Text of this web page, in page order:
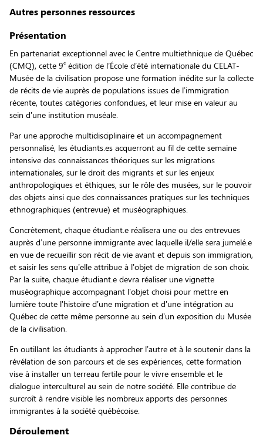
Autres personnes ressources
Présentation
En partenariat exceptionnel avec le Centre multiethnique de Québec
(CMQ), cette 9eédition de l’École d’été internationale du CELAT-
Musée de la civilisation propose une formation inédite sur la collecte
de récits de vie auprès de populations issues de l’immigration
récente, toutes catégories confondues, et leur mise en valeur au
sein d’une institution muséale.
Par une approche multidisciplinaire et un accompagnement
personnalisé, les étudiants.es acquerront au fil de cette semaine
intensive des connaissances théoriques sur les migrations
internationales, sur le droit des migrants et sur les enjeux
anthropologiques et éthiques, sur le rôle des musées, sur le pouvoir
des objets ainsi que des connaissances pratiques sur les techniques
ethnographiques (entrevue) et muséographiques.
Concrètement, chaque étudiant.e réalisera une ou des entrevues
auprès d’une personne immigrante avec laquelle il/elle sera jumelé.e
en vue de recueillir son récit de vie avant et depuis son immigration,
et saisir les sens qu’elle attribue à l’objet de migration de son choix.
Par la suite, chaque étudiant.e devra réaliser une vignette
muséographique accompagnant l’objet choisi pour mettre en
lumière toute l’histoire d’une migration et d’une intégration au
Québec de cette même personne au sein d’un exposition du Musée
de la civilisation.
En outillant les étudiants à approcher l’autre et à le soutenir dans la
révélation de son parcours et de ses expériences, cette formation
vise à installer un terreau fertile pour le vivre ensemble et le
dialogue interculturel au sein de notre société. Elle contribue de
surcroît à rendre visible les nombreux apports des personnes
immigrantes à la société québécoise.
Déroulement